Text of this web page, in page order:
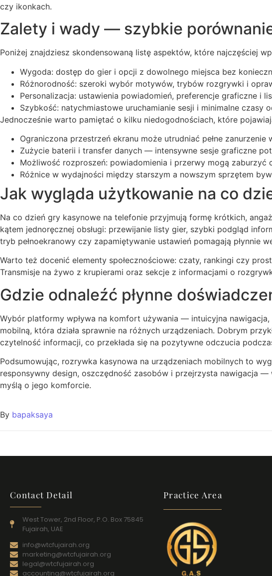
czy ikonkach.
Zalety i wady — szybkie
Poniżej znajdziesz skondensowaną listę aspektów, które najczęściej
Wygoda: dostęp do gier i opcji z dowolnego miejsca bez
Różnorodność: szeroki wybór motywów, trybów rozgrywki i
Personalizacja: ustawienia powiadomień, preferencje graficzne i
Szybkość: natychmiastowe uruchamianie sesji i minimalne czasy
Jednocześnie warto pamiętać o kilku niedogodnościach, które
Ograniczona przestrzeń ekranu może utrudniać pełne
Zużycie baterii i transfer danych — intensywne sesje graficzne
Możliwość rozproszeń: powiadomienia i przerwy mogą zaburzyć
Różnice w wydajności między starszym a nowszym sprzętem
Jak wygląda użytkowanie na co
Na co dzień gry kasynowe na telefonie przyjmują formę krótkich,
kątem jednoręcznej obsługi: przewijanie listy gier, szybki podgląd
tryb pełnoekranowy czy zapamiętywanie ustawień pomagają płynnie
Warto też docenić elementy społecznościowe: czaty, rankingi czy
Transmisje na żywo z krupierami oraz sekcje z informacjami o
Gdzie odnaleźć płynne
Wybór platformy wpływa na komfort używania — intuicyjna
mobilną, która działa sprawnie na różnych urządzeniach. Dobrym
czytelność informacji, co przekłada się na pozytywne odczucia
Podsumowując, rozrywka kasynowa na urządzeniach mobilnych to
responsywny design, oszczędność zasobów i przejrzysta nawigacja
myślą o jego komforcie.
By bapaksaya
Contact Detail
West Tower, 2nd Floor, P.O. Box 75845
Fujairah, UAE
info@wtcfujairah.org
marketing@wtcfujairah.org
legal@wtcfujairah.org
accounting@wtcfujairah.org
Practice Area